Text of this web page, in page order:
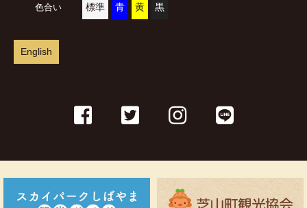
色合い 標準 青 黄 黒
English